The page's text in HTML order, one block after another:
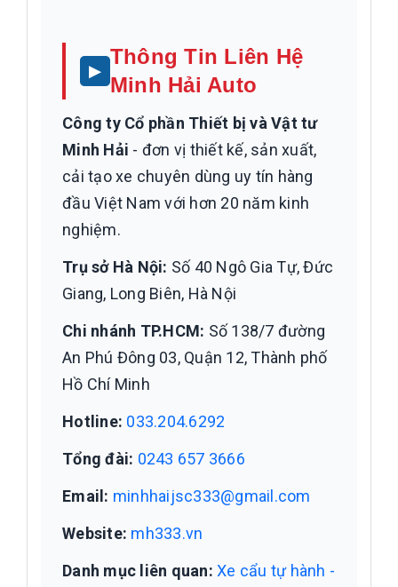
Thông Tin Liên Hệ
Minh Hải Auto
Công ty Cổ phần Thiết bị và Vật tư
Minh Hải - đơn vị thiết kế, sản xuất,
cải tạo xe chuyên dùng uy tín hàng
đầu Việt Nam với hơn 20 năm kinh
nghiệm.
Trụ sở Hà Nội: Số 40 Ngô Gia Tự, Đức
Giang, Long Biên, Hà Nội
Chi nhánh TP.HCM: Số 138/7 đường
An Phú Đông 03, Quận 12, Thành phố
Hồ Chí Minh
Hotline: 033.204.6292
Tổng đài: 0243 657 3666
Email: minhhaijsc333@gmail.com
Website: mh333.vn
Danh mục liên quan: Xe cẩu tự hành -